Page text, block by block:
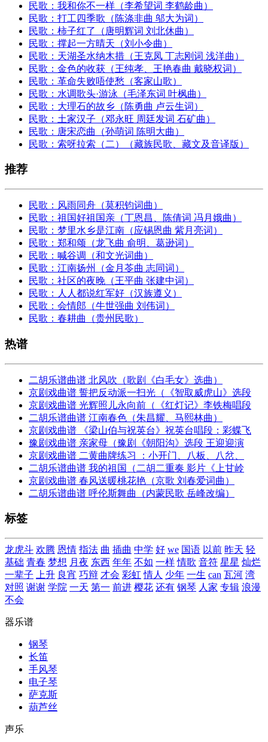
民歌：我和你不一样（李希望词 李鹤龄曲）
民歌：打工四季歌（陈涤非曲 邬大为词）
民歌：柿子红了（唐明辉词 刘北休曲）
民歌：撑起一方晴天（刘小令曲）
民歌：天湖圣水纳木措（王克凤 丁志刚词 浅洋曲）
民歌：金色的收获（王纯孝、王艳春曲 戴晓权词）
民歌：革命失败唔使愁（客家山歌）
民歌：水调歌头·游泳（毛泽东词 叶枫曲）
民歌：大理石的故乡（陈勇曲 卢云生词）
民歌：土家汉子（邓永旺 周廷发词 石矿曲）
民歌：唐宋恋曲（孙萌词 陈明大曲）
民歌：索呀拉索（二）（藏族民歌、藏文及音译版）
推荐
民歌：风雨同舟（莫积钧词曲）
民歌：祖国好祖国亲（丁恩昌、陈倩词 冯月娥曲）
民歌：梦里水乡是江南（应锡恩曲 紫月亮词）
民歌：郑和颂（龙飞曲 俞明、葛逊词）
民歌：喊谷调（和文光词曲）
民歌：江南扬州（金月苓曲 志同词）
民歌：社区的夜晚（王平曲 张建中词）
民歌：人人都说红军好（汉族遵义）
民歌：会情郎（牛世强曲 刘伟词）
民歌：春耕曲（贵州民歌）
热谱
二胡乐谱曲谱 北风吹（歌剧《白毛女》选曲）
京剧戏曲谱 誓把反动派一扫光（《智取威虎山》选段
京剧戏曲谱 光辉照儿永向前（《红灯记》李铁梅唱段
二胡乐谱曲谱 江南春色（朱昌耀、马熙林曲）
京剧戏曲谱 《梁山伯与祝英台》祝英台唱段：彩蝶飞
豫剧戏曲谱 亲家母（豫剧《朝阳沟》选段 王迎迎演
京剧戏曲谱 二黄曲牌练习 ：小开门、八板、八岔、
二胡乐谱曲谱 我的祖国（二胡二重奏 影片《上甘岭
京剧戏曲谱 春风送暖桃花艳（京歌 刘春爱词曲）
二胡乐谱曲谱 呼伦斯舞曲（内蒙民歌 岳峰改编）
标签
龙虎斗 欢腾 恩情 指法 曲 插曲 中学 好 we 国语 以前 昨天 轻
基础 青春 梦想 月夜 东西 年年 不如 一样 情歌 音符 星星 灿烂
一辈子
上升 良宵 巧辩 才会 彩虹 情人 少年 一生 can 瓦河 湾
对照 谢谢 学院 一天 第一 前进 樱花 还有 钢琴 人家 专辑 浪漫
不会
器乐谱
钢琴
长笛
手风琴
电子琴
萨克斯
葫芦丝
声乐